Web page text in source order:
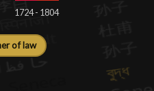
1724 - 1804
of law